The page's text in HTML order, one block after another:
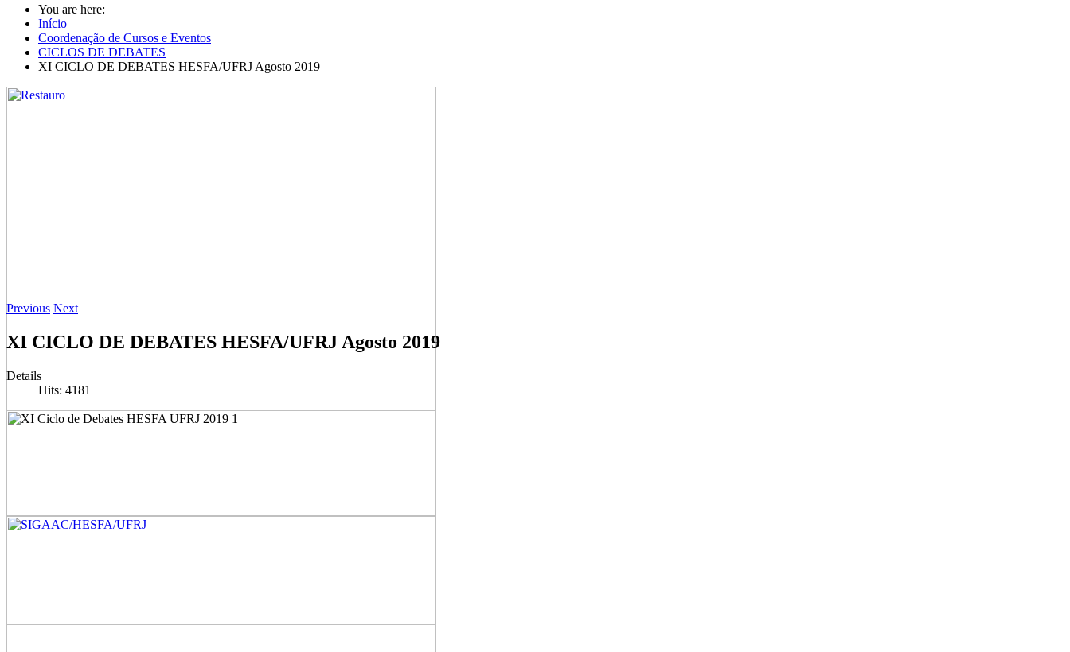
You are here:
Início
Coordenação de Cursos e Eventos
CICLOS DE DEBATES
XI CICLO DE DEBATES HESFA/UFRJ Agosto 2019
Previous Next
XI CICLO DE DEBATES HESFA/UFRJ Agosto 2019
Details
Hits: 4181